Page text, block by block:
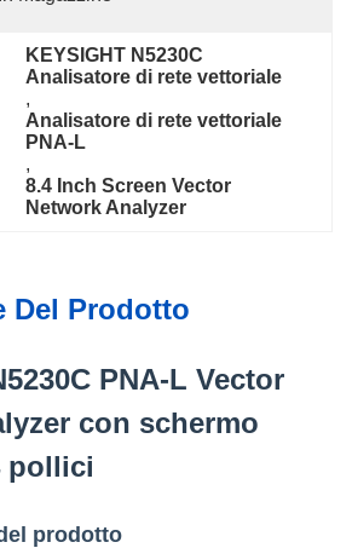
KEYSIGHT N5230C
Analisatore di rete vettoriale
,
Analisatore di rete vettoriale
PNA-L
,
8.4 Inch Screen Vector
Network Analyzer
Del Prodotto
PNA-L Vector
con schermo
pollici
prodotto